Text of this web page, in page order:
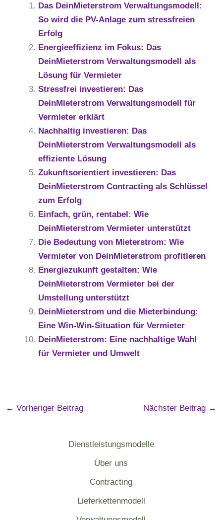
Das DeinMieterstrom Verwaltungsmodell:
So wird die PV-Anlage zum stressfreien
Erfolg
Energieeffizienz im Fokus: Das
DeinMieterstrom Verwaltungsmodell als
Lösung für Vermieter
Stressfrei investieren: Das
DeinMieterstrom Verwaltungsmodell für
Vermieter erklärt
Nachhaltig investieren: Das
DeinMieterstrom Verwaltungsmodell als
effiziente Lösung
Zukunftsorientiert investieren: Das
DeinMieterstrom Contracting als Schlüssel
zum Erfolg
Einfach, grün, rentabel: Wie
DeinMieterstrom Vermieter unterstützt
Die Bedeutung von Mieterstrom: Wie
Vermieter von DeinMieterstrom profitieren
Energiezukunft gestalten: Wie
DeinMieterstrom Vermieter bei der
Umstellung unterstützt
DeinMieterstrom und die Mieterbindung:
Eine Win-Win-Situation für Vermieter
DeinMieterstrom: Eine nachhaltige Wahl
für Vermieter und Umwelt
← Vorheriger Beitrag Nächster Beitrag →
Dienstleistungsmodelle
Über uns
Contracting
Lieferkettenmodell